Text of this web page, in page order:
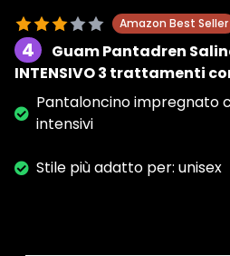
Amazon Best Seller
4
Guam Pantadren
INTENSIVO 3 trattamenti
Pantaloncino impregnato
intensivi
Stile più adatto per: unisex